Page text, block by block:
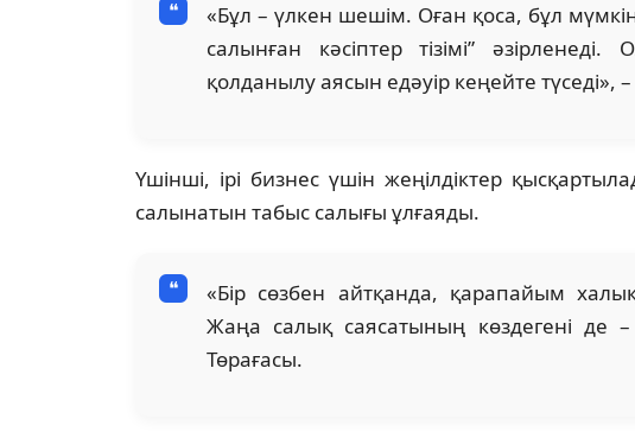
«Бұл – үлкен шешім. Оған қоса, бұл
салынған кәсіптер тізімі”
қолданылу аясын едәуір кеңейте түседі», –
Үшінші, ірі бизнес үшін жеңілдіктер
салынатын табыс салығы ұлғаяды.
«Бір сөзбен айтқанда, қарапайым
Жаңа салық саясатының көздегені де
Төрағасы.